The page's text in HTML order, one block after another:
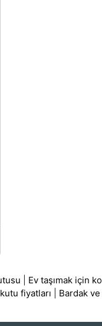
Ev taşımak için
fiyatları Bardak